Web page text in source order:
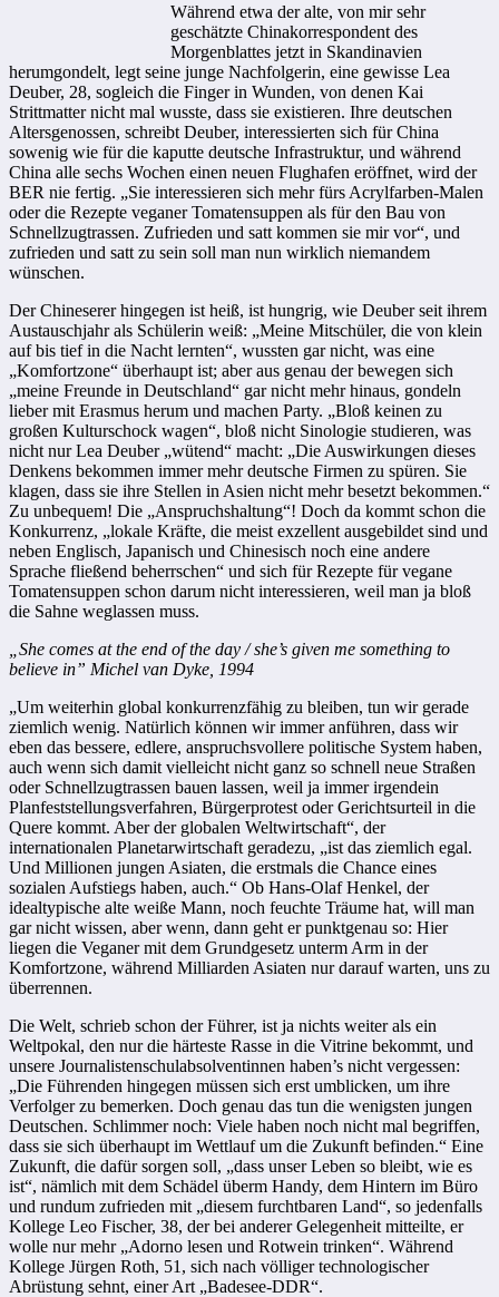
Während etwa der alte, von mir sehr
geschätzte Chinakorrespondent des
Morgenblattes jetzt in Skandinavien
herumgondelt, legt seine junge Nachfolgerin, eine gewisse Lea
Deuber, 28, sogleich die Finger in Wunden, von denen Kai
Strittmatter nicht mal wusste, dass sie existieren. Ihre deutschen
Altersgenossen, schreibt Deuber, interessierten sich für China
sowenig wie für die kaputte deutsche Infrastruktur, und während
China alle sechs Wochen einen neuen Flughafen eröffnet, wird der
BER nie fertig. „Sie interessieren sich mehr fürs Acrylfarben-Malen
oder die Rezepte veganer Tomatensuppen als für den Bau von
Schnellzugtrassen. Zufrieden und satt kommen sie mir vor“, und
zufrieden und satt zu sein soll man nun wirklich niemandem
wünschen.
Der Chineserer hingegen ist heiß, ist hungrig, wie Deuber seit ihrem
Austauschjahr als Schülerin weiß: „Meine Mitschüler, die von klein
auf bis tief in die Nacht lernten“, wussten gar nicht, was eine
„Komfortzone“ überhaupt ist; aber aus genau der bewegen sich
„meine Freunde in Deutschland“ gar nicht mehr hinaus, gondeln
lieber mit Erasmus herum und machen Party. „Bloß keinen zu
großen Kulturschock wagen“, bloß nicht Sinologie studieren, was
nicht nur Lea Deuber „wütend“ macht: „Die Auswirkungen dieses
Denkens bekommen immer mehr deutsche Firmen zu spüren. Sie
klagen, dass sie ihre Stellen in Asien nicht mehr besetzt bekommen.“
Zu unbequem! Die „Anspruchshaltung“! Doch da kommt schon die
Konkurrenz, „lokale Kräfte, die meist exzellent ausgebildet sind und
neben Englisch, Japanisch und Chinesisch noch eine andere
Sprache fließend beherrschen“ und sich für Rezepte für vegane
Tomatensuppen schon darum nicht interessieren, weil man ja bloß
die Sahne weglassen muss.
„She comes at the end of the day / she’s given me something to
believe in” Michel van Dyke, 1994
„Um weiterhin global konkurrenzfähig zu bleiben, tun wir gerade
ziemlich wenig. Natürlich können wir immer anführen, dass wir
eben das bessere, edlere, anspruchsvollere politische System haben,
auch wenn sich damit vielleicht nicht ganz so schnell neue Straßen
oder Schnellzugtrassen bauen lassen, weil ja immer irgendein
Planfeststellungsverfahren, Bürgerprotest oder Gerichtsurteil in die
Quere kommt. Aber der globalen Weltwirtschaft“, der
internationalen Planetarwirtschaft geradezu, „ist das ziemlich egal.
Und Millionen jungen Asiaten, die erstmals die Chance eines
sozialen Aufstiegs haben, auch.“ Ob Hans-Olaf Henkel, der
idealtypische alte weiße Mann, noch feuchte Träume hat, will man
gar nicht wissen, aber wenn, dann geht er punktgenau so: Hier
liegen die Veganer mit dem Grundgesetz unterm Arm in der
Komfortzone, während Milliarden Asiaten nur darauf warten, uns zu
überrennen.
Die Welt, schrieb schon der Führer, ist ja nichts weiter als ein
Weltpokal, den nur die härteste Rasse in die Vitrine bekommt, und
unsere Journalistenschulabsolventinnen haben’s nicht vergessen:
„Die Führenden hingegen müssen sich erst umblicken, um ihre
Verfolger zu bemerken. Doch genau das tun die wenigsten jungen
Deutschen. Schlimmer noch: Viele haben noch nicht mal begriffen,
dass sie sich überhaupt im Wettlauf um die Zukunft befinden.“ Eine
Zukunft, die dafür sorgen soll, „dass unser Leben so bleibt, wie es
ist“, nämlich mit dem Schädel überm Handy, dem Hintern im Büro
und rundum zufrieden mit „diesem furchtbaren Land“, so jedenfalls
Kollege Leo Fischer, 38, der bei anderer Gelegenheit mitteilte, er
wolle nur mehr „Adorno lesen und Rotwein trinken“. Während
Kollege Jürgen Roth, 51, sich nach völliger technologischer
Abrüstung sehnt, einer Art „Badesee-DDR“.